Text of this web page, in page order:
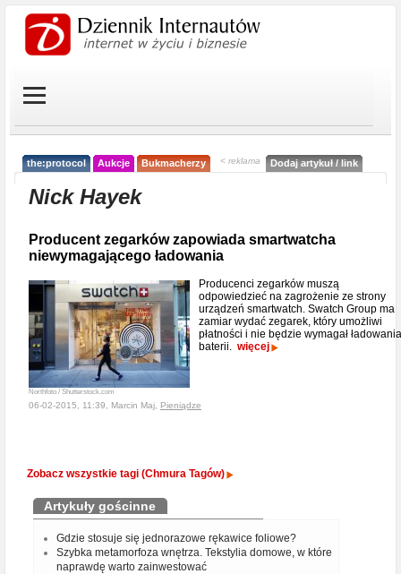
the:protocol Aukcje Bukmacherzy < reklama Dodaj artykuł / link
Nick Hayek
Producent zegarków zapowiada smartwatcha
niewymagającego ładowania
Northfoto / Shutterstock.com
Producenci zegarków muszą
odpowiedzieć na zagrożenie ze strony
urządzeń smartwatch. Swatch Group ma
zamiar wydać zegarek, który umożliwi
płatności i nie będzie wymagał ładowania
baterii. więcej
06-02-2015, 11:39, Marcin Maj, Pieniądze
Zobacz wszystkie tagi (Chmura Tagów)
Artykuły gościnne
Gdzie stosuje się jednorazowe rękawice foliowe?
Szybka metamorfoza wnętrza. Tekstylia domowe, w które
naprawdę warto zainwestować